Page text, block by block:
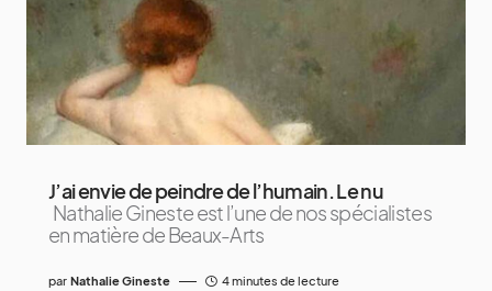
J’ai envie de peindre de l’humain. Le nu
Nathalie Gineste est l’une de nos spécialistes
en matière de Beaux-Arts
par Nathalie Gineste
4 minutes de lecture